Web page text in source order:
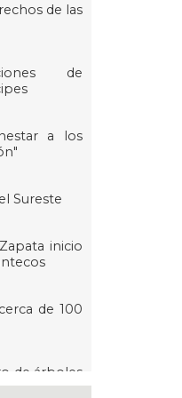
de las
de
a los
Sureste
inicio
de 100
de árboles